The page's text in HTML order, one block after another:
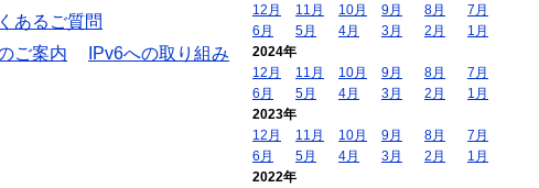
あるご質問
ご案内
IPv6への取り組み
12月
11月 10月 9月 8月
7月
6月
5月 4月 3月 2月
1月
2024年
12月
11月 10月 9月 8月
7月
6月
5月 4月 3月 2月
1月
2023年
12月
11月 10月 9月 8月
7月
6月
5月 4月 3月 2月
1月
2022年